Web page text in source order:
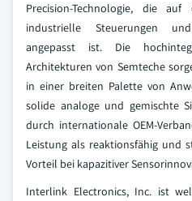
Precision-Technologie, die
industrielle Steuerungen
angepasst ist. Die
Architekturen von Semteche
in einer breiten Palette von
solide analoge und gemischte
durch internationale OEM-
Leistung als reaktionsfähig und
Vorteil bei kapazitiver
Interlink Electronics, Inc. ist